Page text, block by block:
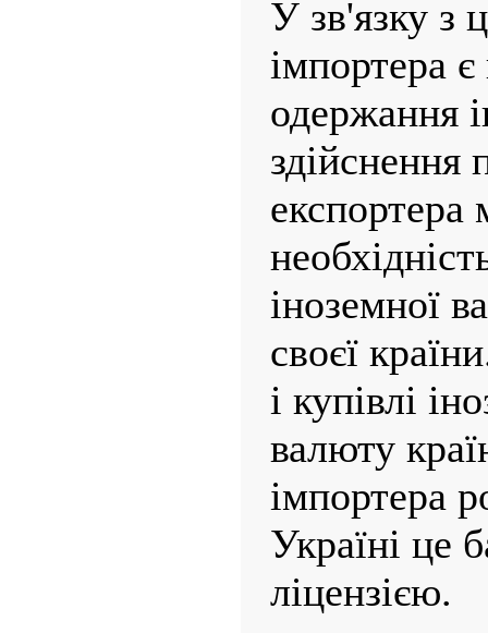
У зв'язку з
імпортера є
одержання
здійснення
іноземної
своєї
і купівлі
валюту
імпортера
Україні це
ліцензією.